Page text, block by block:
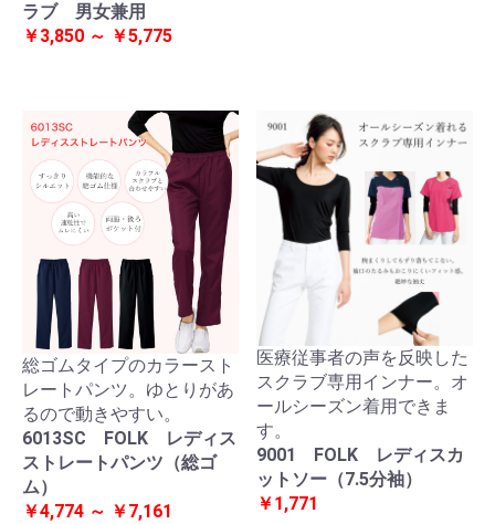
ラブ 男女兼用
￥3,850 ～ ￥5,775
総ゴムタイプのカラースト
レートパンツ。ゆとりがあ
るので動きやすい。
6013SC FOLK レディス
ストレートパンツ（総ゴ
ム）
￥4,774 ～ ￥7,161
医療従事者の声を反映した
スクラブ専用インナー。オ
ールシーズン着用できま
す。
9001 FOLK レディスカ
ットソー（7.5分袖）
￥1,771